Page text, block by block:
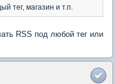
тег, магазин и т.п.
RSS под любой тег или